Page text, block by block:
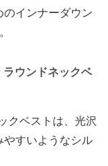
のインナーダウン
ウンドネックベ
クベストは、光沢
やすいようなシル